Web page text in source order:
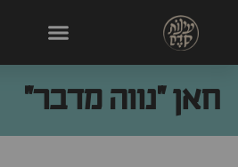
חאן "נווה מדבר"